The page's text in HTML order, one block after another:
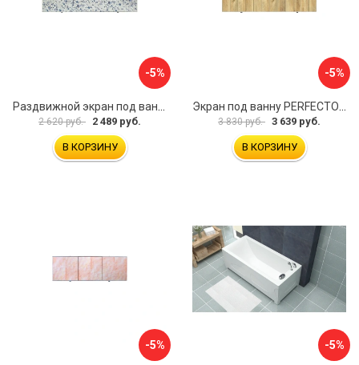
-5%
2 620 руб. 2 489 руб.
В КОРЗИНУ
-5%
3 830 руб. 3 639 руб.
В КОРЗИНУ
-5% -5%